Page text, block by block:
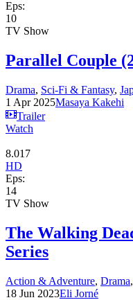
Eps:
10
TV Show
Parallel Couple
Drama, Sci-Fi & Fantasy,
1 Apr 2025Masaya Kakehi
Trailer
Watch
8.017
HD
Eps:
14
TV Show
The Walking
Series
Action & Adventure, Drama,
18 Jun 2023Eli Jorné